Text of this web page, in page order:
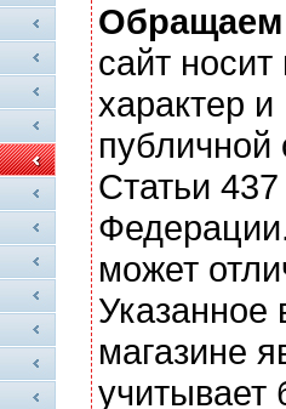
сайт
характер
Статьи
может
магазине
учитывает